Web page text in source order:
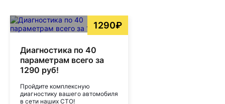
1290₽
Диагностика по 40
параметрам всего за
1290 руб!
Пройдите комплексную
диагностику вашего автомобиля
в сети наших СТО!